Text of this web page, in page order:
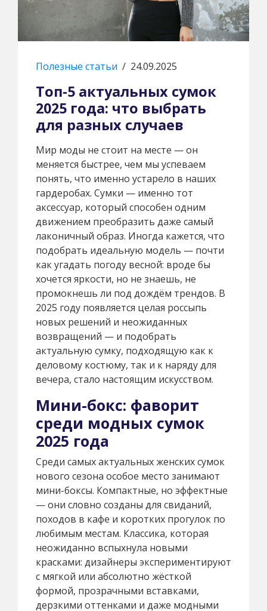
Полезные статьи / 24.09.2025
Топ-5 актуальных сумок
2025 года: что выбрать
для разных случаев
Мир моды не стоит на месте — он
меняется быстрее, чем мы успеваем
понять, что именно устарело в наших
гардеробах. Сумки — именно тот
аксессуар, который способен одним
движением преобразить даже самый
лаконичный образ. Иногда кажется, что
подобрать идеальную модель — почти
как угадать погоду весной: вроде бы
хочется яркости, но не знаешь, не
промокнешь ли под дождём трендов. В
2025 году появляется целая россыпь
новых решений и неожиданных
возвращений — и подобрать
актуальную сумку, подходящую как к
деловому костюму, так и к наряду для
вечера, стало настоящим искусством.
Мини-бокс: фаворит
среди модных сумок
2025 года
Среди самых актуальных женских сумок
нового сезона особое место занимают
мини-боксы. Компактные, но эффектные
— они словно созданы для свиданий,
походов в кафе и коротких прогулок по
любимым местам. Классика, которая
неожиданно вспыхнула новыми
красками: дизайнеры экспериментируют
с мягкой или абсолютно жёсткой
формой, прозрачными вставками,
дерзкими оттенками и даже модными